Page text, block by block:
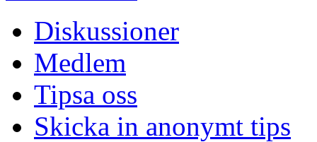
Diskussioner
Medlem
Tipsa oss
Skicka in anonymt tips